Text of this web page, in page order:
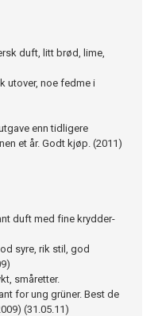
duft, litt brød, lime,
utover, noe fedme i
enn tidligere
et år. Godt kjøp. (2011)
duft med fine krydder-
syre, rik stil, god
småretter.
for ung grüner. Best de
(31.05.11)